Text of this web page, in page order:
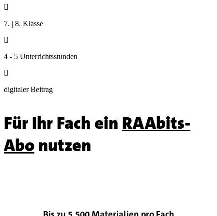

7. | 8. Klasse

4 - 5 Unterrichtsstunden

digitaler Beitrag
Für Ihr Fach ein RAAbits-
Abonutzen